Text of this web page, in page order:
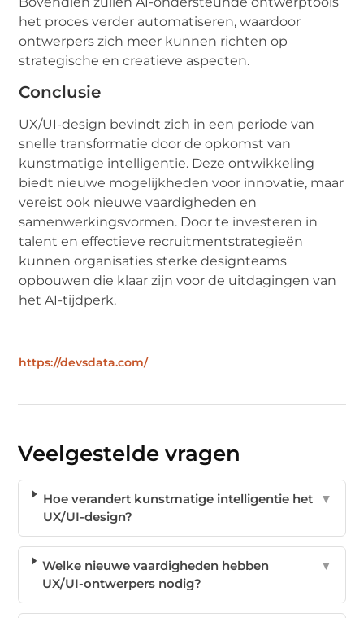
het proces verder automatiseren, waardoor
ontwerpers zich meer kunnen richten op
strategische en creatieve aspecten.
Conclusie
UX/UI-design bevindt zich in een periode van
snelle transformatie door de opkomst van
kunstmatige intelligentie. Deze ontwikkeling
biedt nieuwe mogelijkheden voor innovatie, maar
vereist ook nieuwe vaardigheden en
samenwerkingsvormen. Door te investeren in
talent en effectieve recruitmentstrategieën
kunnen organisaties sterke designteams
opbouwen die klaar zijn voor de uitdagingen van
het AI-tijdperk.
https://devsdata.com/
Veelgestelde vragen
Hoe verandert kunstmatige intelligentie het
UX/UI-design?
▼
Welke nieuwe vaardigheden hebben
UX/UI-ontwerpers nodig?
▼